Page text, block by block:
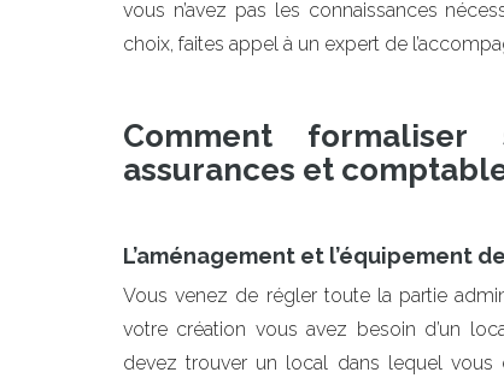
vous n’avez pas les connaissances
choix, faites appel à un expert de
Comment formaliser
assurances et
L’aménagement et l’équipement
Vous venez de régler toute la partie
votre création vous avez besoin d’un
devez trouver un local dans lequel vous